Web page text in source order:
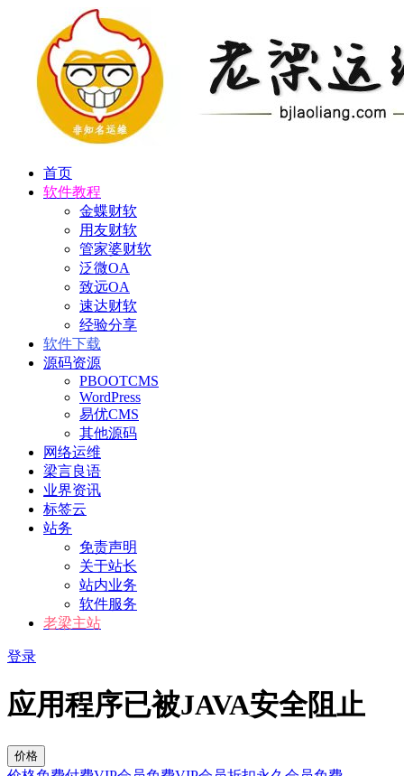
首页
软件教程
金蝶财软
用友财软
管家婆财软
泛微OA
致远OA
速达财软
经验分享
软件下载
源码资源
PBOOTCMS
WordPress
易优CMS
其他源码
网络运维
梁言良语
业界资讯
标签云
站务
免责声明
关于站长
站内业务
软件服务
老梁主站
登录
应用程序已被JAVA安全阻止
价格